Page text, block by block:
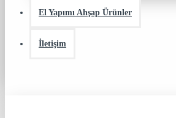
El Yapımı Ahşap Ürünler
İletişim